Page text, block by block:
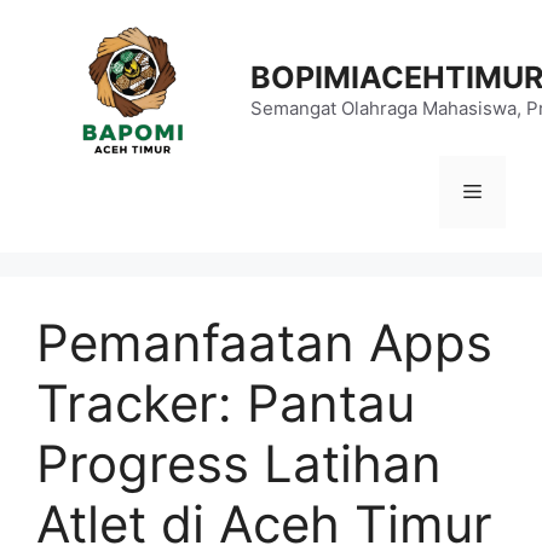
BOPIMIACEHTIMUR
Semangat Olahraga Mahasiswa,
Menu
Pemanfaatan Apps
Tracker: Pantau
Progress Latihan
Atlet di Aceh Timur